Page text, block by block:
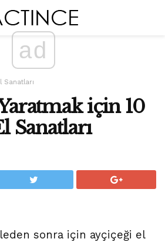
ad
Sanatları
için 10
Sanatları
sonra için ayçiçeği el